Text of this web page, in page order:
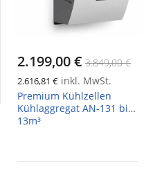
2.199,00 € 3.849,00 €
2.616,81 € inkl. MwSt.
Premium Kühlzellen
Kühlaggregat AN-131 bis
13m³